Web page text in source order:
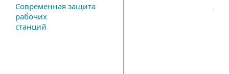
Современная защита
рабочих
станций